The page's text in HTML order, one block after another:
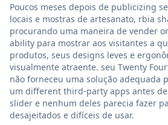
Poucos meses depois de publicizing
locais e mostras de artesanato, rbia
procurando uma maneira de vender
ability para mostrar aos visitantes a
produtos, seus designs leves e
visualmente atraente. seu Twenty
não forneceu uma solução adequada
um different third-party apps antes
slider e nenhum deles parecia fazer
desajeitados e difíceis de usar.